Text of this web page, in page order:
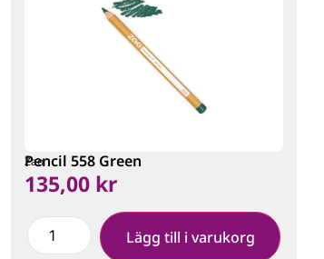
Zao
Pencil 558 Green
135,00 kr
Lägg till i varukorg